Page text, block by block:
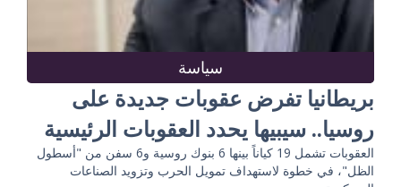
سياسة
بريطانيا تفرض عقوبات جديدة على
روسيا.. سيبيها يحدد العقوبات الرئيسية
العقوبات تشمل 19 كياناً بينها 6 بنوك روسية و6 سفن من "أسطول
الظل"، في خطوة لاستهداف تمويل الحرب وتزويد الصناعات